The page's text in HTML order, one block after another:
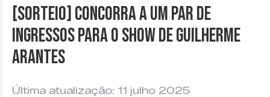
[SORTEIO] Concorra a um par de
ingressos para o show de Guilherme
Arantes
Última atualização: 11 julho 2025